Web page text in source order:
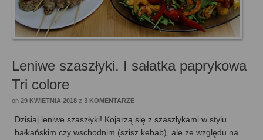
Leniwe szaszłyki. I sałatka paprykowa
Tri colore
on 29 KWIETNIA 2018 z 3 KOMENTARZE
Dzisiaj leniwe szaszłyki! Kojarzą się z szaszłykami w stylu
bałkańskim czy wschodnim (szisz kebab), ale ze względu na